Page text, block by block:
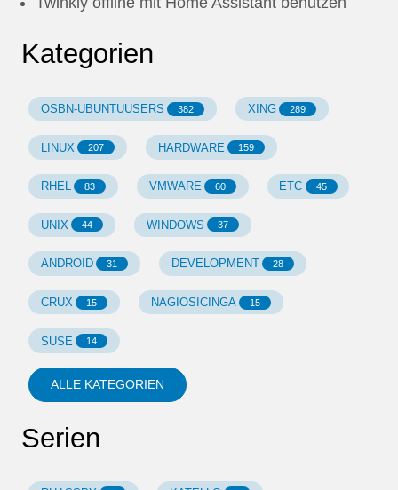
Kategorien
OSBN-UBUNTUUSERS 382 XING 289
LINUX 207 HARDWARE 159
RHEL 83 VMWARE 60 ETC 45
UNIX 44 WINDOWS 37
ANDROID 31 DEVELOPMENT 28
CRUX 15 NAGIOSICINGA 15
SUSE 14
ALLE KATEGORIEN
Serien